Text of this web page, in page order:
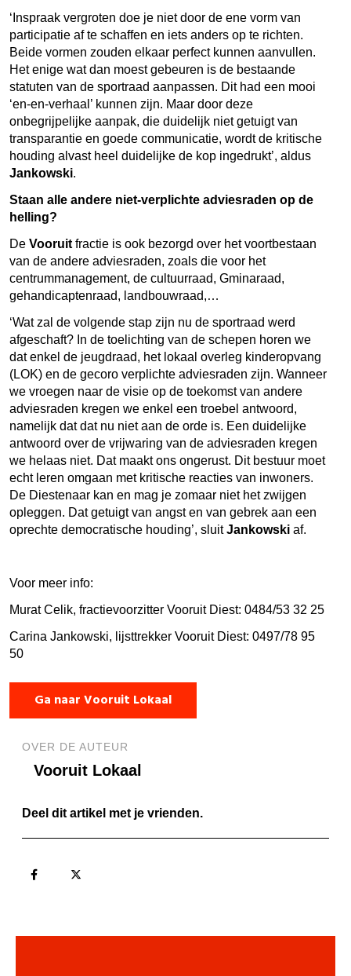
‘Inspraak vergroten doe je niet door de ene vorm van
participatie af te schaffen en iets anders op te richten.
Beide vormen zouden elkaar perfect kunnen aanvullen.
Het enige wat dan moest gebeuren is de bestaande
statuten van de sportraad aanpassen. Dit had een mooi
‘en-en-verhaal’ kunnen zijn. Maar door deze
onbegrijpelijke aanpak, die duidelijk niet getuigt van
transparantie en goede communicatie, wordt de kritische
houding alvast heel duidelijke de kop ingedrukt’, aldus
Jankowski.
Staan alle andere niet-verplichte adviesraden op de
helling?
De Vooruit fractie is ook bezorgd over het voortbestaan
van de andere adviesraden, zoals die voor het
centrummanagement, de cultuurraad, Gminaraad,
gehandicaptenraad, landbouwraad,…
‘Wat zal de volgende stap zijn nu de sportraad werd
afgeschaft? In de toelichting van de schepen horen we
dat enkel de jeugdraad, het lokaal overleg kinderopvang
(LOK) en de gecoro verplichte adviesraden zijn. Wanneer
we vroegen naar de visie op de toekomst van andere
adviesraden kregen we enkel een troebel antwoord,
namelijk dat dat nu niet aan de orde is. Een duidelijke
antwoord over de vrijwaring van de adviesraden kregen
we helaas niet. Dat maakt ons ongerust. Dit bestuur moet
echt leren omgaan met kritische reacties van inwoners.
De Diestenaar kan en mag je zomaar niet het zwijgen
opleggen. Dat getuigt van angst en van gebrek aan een
oprechte democratische houding’, sluitJankowski af.
Voor meer info:
Murat Celik, fractievoorzitter Vooruit Diest: 0484/53 32 25
Carina Jankowski, lijsttrekker Vooruit Diest: 0497/78 95
50
Ga naar Vooruit Lokaal
OVER DE AUTEUR
Vooruit Lokaal
Deel dit artikel met je vrienden.